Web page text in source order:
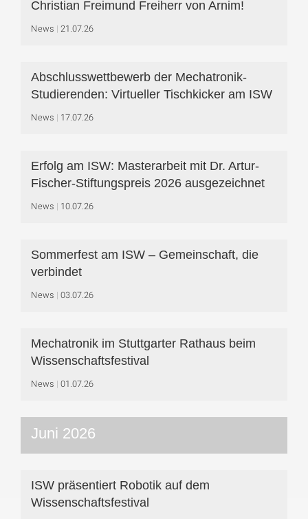
Christian Freimund Freiherr von Arnim!
News 21.07.26
Abschlusswettbewerb der Mechatronik-
Studierenden: Virtueller Tischkicker am ISW
News 17.07.26
Erfolg am ISW: Masterarbeit mit Dr. Artur-
Fischer-Stiftungspreis 2026 ausgezeichnet
News 10.07.26
Sommerfest am ISW – Gemeinschaft, die
verbindet
News 03.07.26
Mechatronik im Stuttgarter Rathaus beim
Wissenschaftsfestival
News 01.07.26
Juni 2026
ISW präsentiert Robotik auf dem
Wissenschaftsfestival